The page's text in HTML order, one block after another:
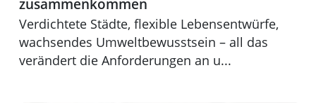
zusammenkommen
Verdichtete Städte, flexible Lebensentwürfe,
wachsendes Umweltbewusstsein – all das
verändert die Anforderungen an u...